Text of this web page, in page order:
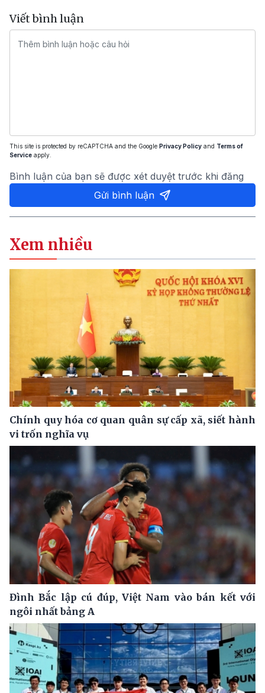
Viết bình luận
This site is protected by reCAPTCHA and the Google Privacy Policy and Terms of
Service apply.
Bình luận của bạn sẽ được xét duyệt trước khi đăng
Gửi bình luận
Xem nhiều
Chính quy hóa cơ quan quân sự cấp xã, siết hành
vi trốn nghĩa vụ
Đình Bắc lập cú đúp, Việt Nam vào bán kết với
ngôi nhất bảng A